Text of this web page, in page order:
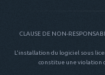
CLAUSE DE NON-
L'installation du logiciel sous
constitue une violation